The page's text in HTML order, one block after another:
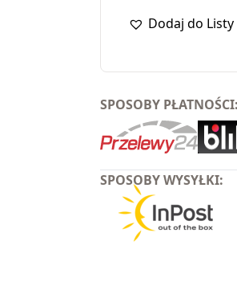
Dodaj do Listy
SPOSOBY PŁATNOŚCI:
SPOSOBY WYSYŁKI: